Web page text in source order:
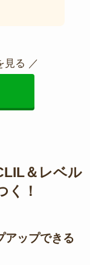
見る ／
＆レベル
く！
アップできる